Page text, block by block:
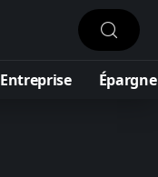
Entreprise Épargne